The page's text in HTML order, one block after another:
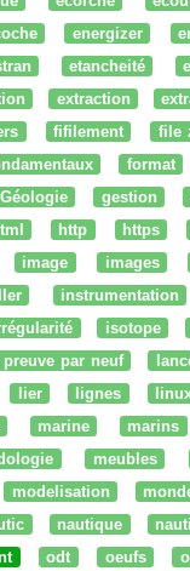
energizer
etancheité
extraction
fifilement file
format
Géologie gestion
http https
image images
instrumentation
isotope
preuve par neuf
lier lignes
marine marins
meubles
modelisation
nautique
odt oeufs